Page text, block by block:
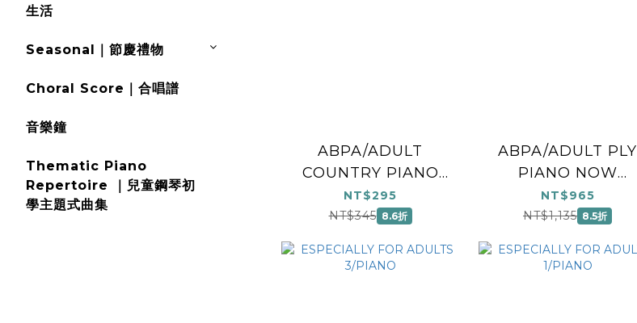
生活
Seasonal｜節慶禮物
Choral Score｜合唱譜
音樂鐘
Thematic Piano
Repertoire ｜兒童鋼琴初
學主題式曲集
ABPA/ADULT
COUNTRY PIANO
BOOK LEVEL 1
NT$295
NT$345 8.6折
ABPA/ADULT PLY
PIANO NOW
1/BK&CD
NT$965
NT$1,135 8.5折